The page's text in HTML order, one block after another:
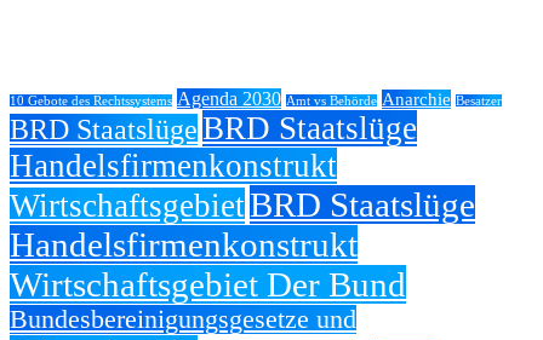
10 Gebote des Rechtssystems Agenda 2030 Amt vs Behörde Anarchie Besatzer
BRD StaatslügeBRD Staatslüge
Handelsfirmenkonstrukt
WirtschaftsgebietBRD Staatslüge
Handelsfirmenkonstrukt
Wirtschaftsgebiet Der Bund
Bundesbereinigungsgesetze und